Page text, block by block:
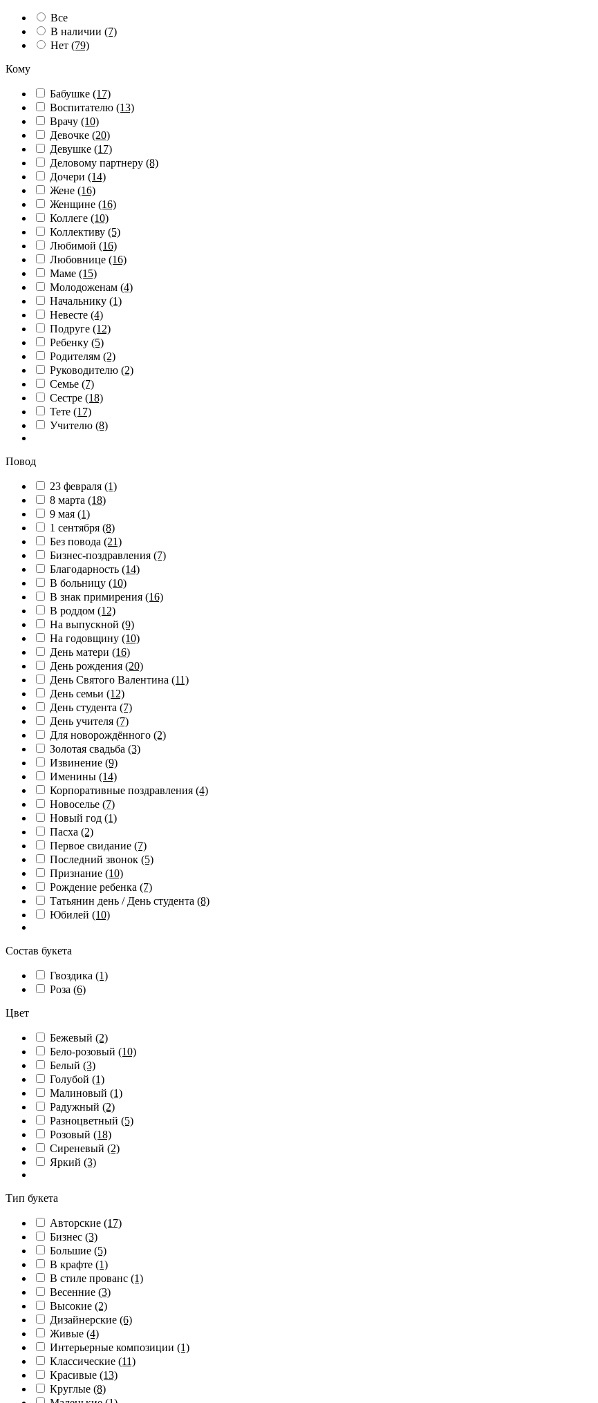
Все
В наличии (7)
Нет (79)
Кому
Бабушке (17)
Воспитателю (13)
Врачу (10)
Девочке (20)
Девушке (17)
Деловому партнеру (8)
Дочери (14)
Жене (16)
Женщине (16)
Коллеге (10)
Коллективу (5)
Любимой (16)
Любовнице (16)
Маме (15)
Молодоженам (4)
Начальнику (1)
Невесте (4)
Подруге (12)
Ребенку (5)
Родителям (2)
Руководителю (2)
Семье (7)
Сестре (18)
Тете (17)
Учителю (8)
Повод
23 февраля (1)
8 марта (18)
9 мая (1)
1 сентября (8)
Без повода (21)
Бизнес-поздравления (7)
Благодарность (14)
В больницу (10)
В знак примирения (16)
В роддом (12)
На выпускной (9)
На годовщину (10)
День матери (16)
День рождения (20)
День Святого Валентина (11)
День семьи (12)
День студента (7)
День учителя (7)
Для новорождённого (2)
Золотая свадьба (3)
Извинение (9)
Именины (14)
Корпоративные поздравления (4)
Новоселье (7)
Новый год (1)
Пасха (2)
Первое свидание (7)
Последний звонок (5)
Признание (10)
Рождение ребенка (7)
Татьянин день / День студента (8)
Юбилей (10)
Состав букета
Гвоздика (1)
Роза (6)
Цвет
Бежевый (2)
Бело-розовый (10)
Белый (3)
Голубой (1)
Малиновый (1)
Радужный (2)
Разноцветный (5)
Розовый (18)
Сиреневый (2)
Яркий (3)
Тип букета
Авторские (17)
Бизнес (3)
Большие (5)
В крафте (1)
В стиле прованс (1)
Весенние (3)
Высокие (2)
Дизайнерские (6)
Живые (4)
Интерьерные композиции (1)
Классические (11)
Красивые (13)
Круглые (8)